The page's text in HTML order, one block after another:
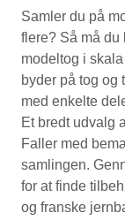
Samler du på
flere? Så må du
modeltog i
byder på tog og
med enkelte
Et bredt udvalg
Faller med
samlingen.
for at finde
og franske